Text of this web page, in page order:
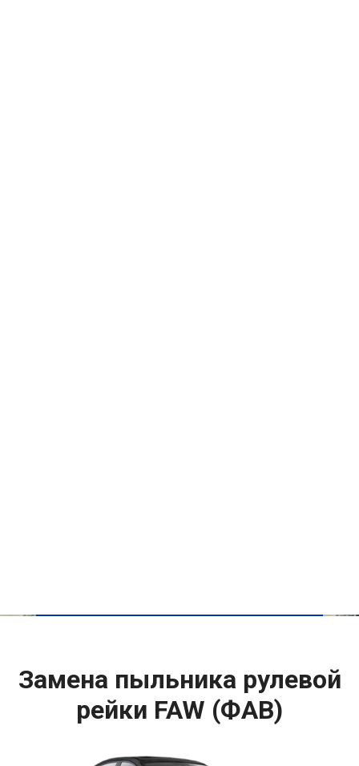
Замена пыльника рулевой
рейки FAW (ФАВ)